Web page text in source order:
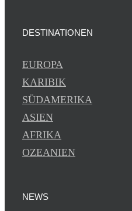
DESTINATIONEN
EUROPA
KARIBIK
SÜDAMERIKA
ASIEN
AFRIKA
OZEANIEN
NEWS